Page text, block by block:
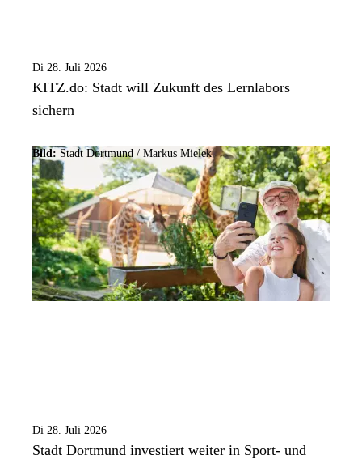
Di 28. Juli 2026
KITZ.do: Stadt will Zukunft des Lernlabors
sichern
Bild: Stadt Dortmund / Markus Mielek
Di 28. Juli 2026
Stadt Dortmund investiert weiter in Sport- und